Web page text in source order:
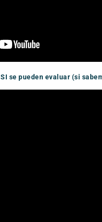
se pueden evaluar (si